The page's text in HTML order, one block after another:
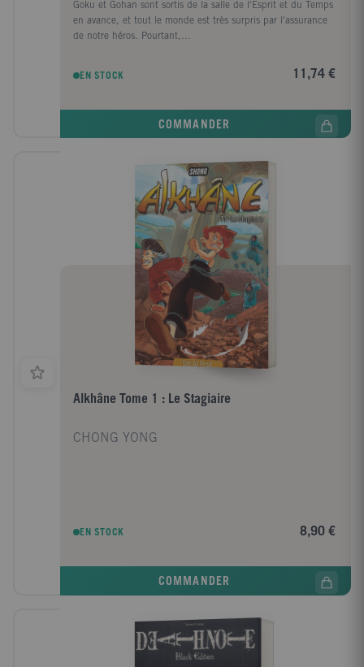
Goku et Gohan sont sortis de la salle de l'Esprit et du Temps
en avance, et tout le monde est très surpris par l'assurance
de notre héros. Pourtant,...
EN STOCK 11,74 €
COMMANDER
Alkhâne Tome 1 : Le Stagiaire
CHONG YONG
EN STOCK 8,90 €
COMMANDER